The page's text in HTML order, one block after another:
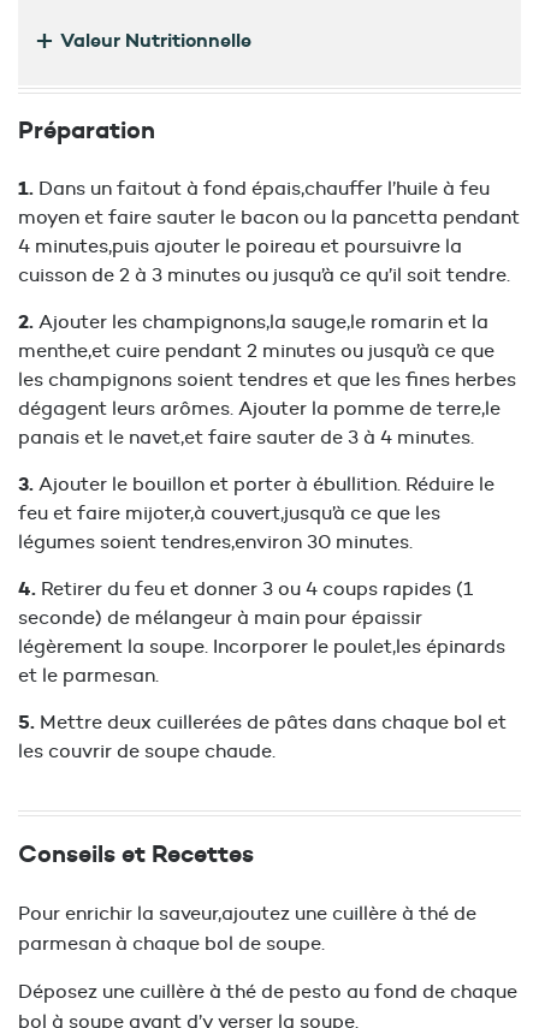
+ Valeur Nutritionnelle
Préparation
Dans un faitout à fond épais,chauffer l’huile à feu
moyen et faire sauter le bacon ou la pancetta pendant
4 minutes,puis ajouter le poireau et poursuivre la
cuisson de 2 à 3 minutes ou jusqu’à ce qu’il soit tendre.
Ajouter les champignons,la sauge,le romarin et la
menthe,et cuire pendant 2 minutes ou jusqu’à ce que
les champignons soient tendres et que les fines herbes
dégagent leurs arômes. Ajouter la pomme de terre,le
panais et le navet,et faire sauter de 3 à 4 minutes.
Ajouter le bouillon et porter à ébullition. Réduire le
feu et faire mijoter,à couvert,jusqu’à ce que les
légumes soient tendres,environ 30 minutes.
Retirer du feu et donner 3 ou 4 coups rapides (1
seconde) de mélangeur à main pour épaissir
légèrement la soupe. Incorporer le poulet,les épinards
et le parmesan.
Mettre deux cuillerées de pâtes dans chaque bol et
les couvrir de soupe chaude.
Conseils et Recettes
Pour enrichir la saveur,ajoutez une cuillère à thé de
parmesan à chaque bol de soupe.
Déposez une cuillère à thé de pesto au fond de chaque
bol à soupe avant d’y verser la soupe.